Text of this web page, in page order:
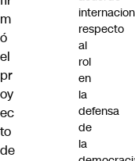
m
ó
el
pr
oy
ec
to
de
respecto
al
rol
en
la
defensa
de
la